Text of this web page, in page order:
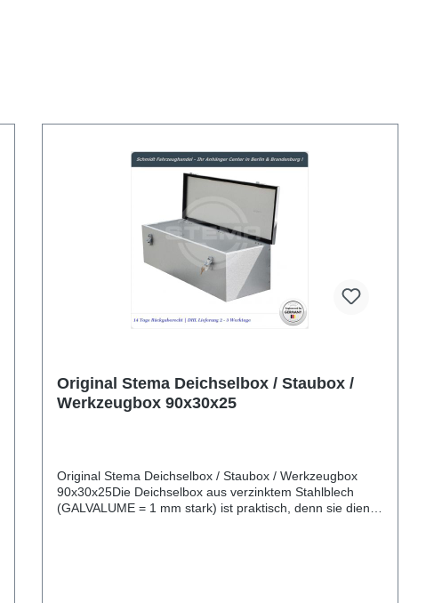
Original Stema Deichselbox / Staubox /
Werkzeugbox 90x30x25
Original Stema Deichselbox / Staubox / Werkzeugbox
90x30x25Die Deichselbox aus verzinktem Stahlblech
(GALVALUME = 1 mm stark) ist praktisch, denn sie dient